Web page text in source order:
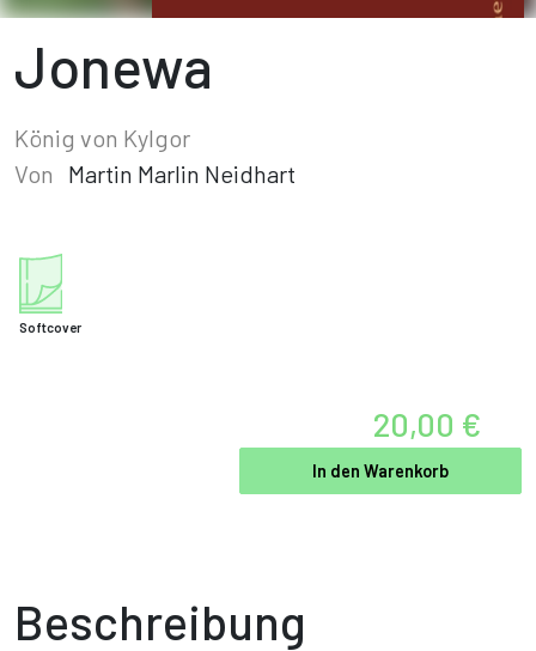
Jonewa
König von Kylgor
Von
Martin Marlin Neidhart
Softcover
20,00 €
In den Warenkorb
Beschreibung